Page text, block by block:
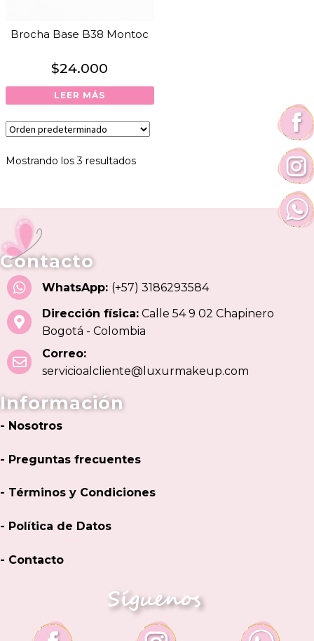
Brocha Base B38 Montoc
$24.000
LEER MÁS
Mostrando los 3 resultados
Contacto
WhatsApp: (+57) 3186293584
Dirección física: Calle 54 9 02 Chapinero
Bogotá - Colombia
Correo:
servicioalcliente@luxurmakeup.com
Información
- Nosotros
- Preguntas frecuentes
- Términos y Condiciones
- Política de Datos
- Contacto